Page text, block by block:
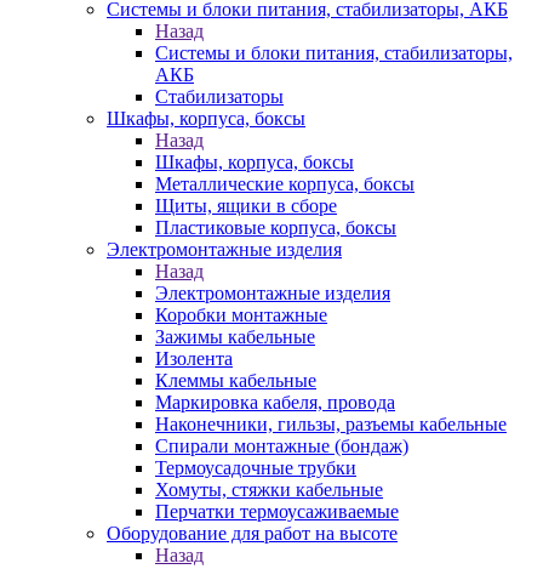
Системы и блоки питания, стабилизаторы, АКБ
Назад
Системы и блоки питания, стабилизаторы,
АКБ
Стабилизаторы
Шкафы, корпуса, боксы
Назад
Шкафы, корпуса, боксы
Металлические корпуса, боксы
Щиты, ящики в сборе
Пластиковые корпуса, боксы
Электромонтажные изделия
Назад
Электромонтажные изделия
Коробки монтажные
Зажимы кабельные
Изолента
Клеммы кабельные
Маркировка кабеля, провода
Наконечники, гильзы, разъемы кабельные
Спирали монтажные (бондаж)
Термоусадочные трубки
Хомуты, стяжки кабельные
Перчатки термоусаживаемые
Оборудование для работ на высоте
Назад